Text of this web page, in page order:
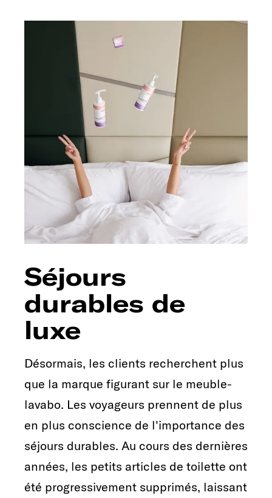
Séjours
durables de
luxe
Désormais, les clients recherchent plus
que la marque figurant sur le meuble-
lavabo. Les voyageurs prennent de plus
en plus conscience de l'importance des
séjours durables. Au cours des dernières
années, les petits articles de toilette ont
été progressivement supprimés, laissant